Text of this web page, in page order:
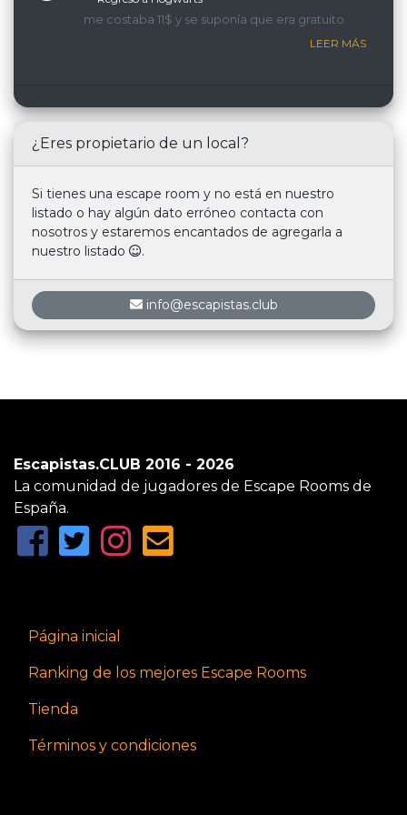
me costaba 11$ y se suponía que era gratuito
LEER MÁS
¿Eres propietario de un local?
Si tienes una escape room y no está en nuestro
listado o hay algún dato erróneo contacta con
nosotros y estaremos encantados de agregarla a
nuestro listado
.
info@escapistas.club
Escapistas.CLUB 2016 - 2026
La comunidad de jugadores de Escape Rooms de
España.
Página inicial
Ranking de los mejores Escape Rooms
Tienda
Términos y condiciones